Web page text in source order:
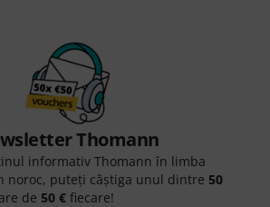
Thomann
informativ Thomann în limba
noroc, puteți câștiga unul dintre 50
de 50 € fiecare!